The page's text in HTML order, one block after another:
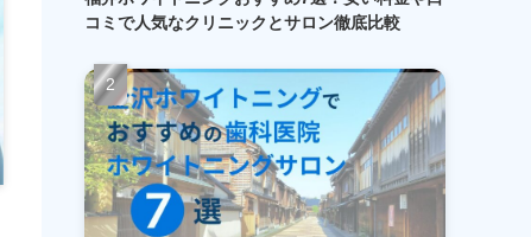
コミで人気なクリニックとサロン徹底比較